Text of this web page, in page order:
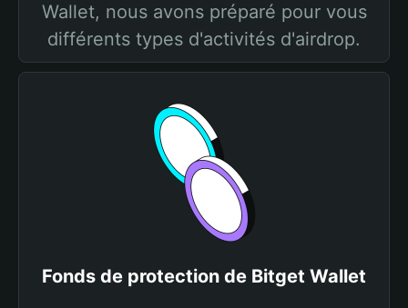
Wallet, nous avons préparé pour vous
différents types d'activités d'airdrop.
Fonds de protection de Bitget Wallet